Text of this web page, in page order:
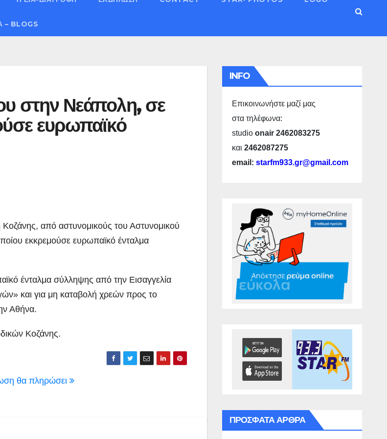
BLOGS
στην Νεάπολη, σε
ευρωπαϊκό
από αστυνομικούς του Αστυνομικού
εκκρεμούσε ευρωπαϊκό ένταλμα
ένταλμα σύλληψης από την Εισαγγελία
και για μη καταβολή χρεών προς το
Αθήνα.
Κοζάνης.
θα πληρώσει
INFO
Επικοινωνήστε μαζί μας
στα τηλέφωνα:
studio onair 2462083275
και 2462087275
email: starfm933.gr@gmail.com
ΠΡΌΣΦΑΤΑ ΆΡΘΡΑ